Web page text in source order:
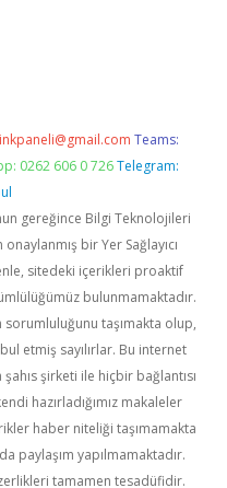
Teams:
0262 606 0 726 Telegram:
gereğince Bilgi Teknolojileri
bir Yer Sağlayıcı
sitedeki içerikleri proaktif
bulunmamaktadır.
sorumluluğunu taşımakta olup,
etmiş sayılırlar. Bu internet
şirketi ile hiçbir bağlantısı
hazırladığımız makaleler
haber niteliği taşımamakta
paylaşım yapılmamaktadır.
tamamen tesadüfidir.